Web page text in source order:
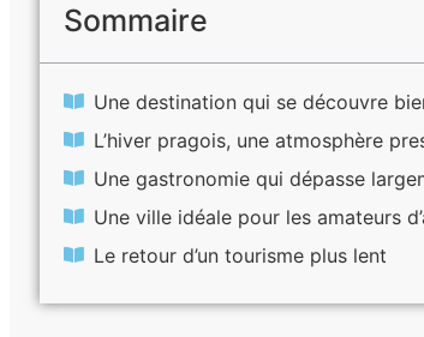
Sommaire
Une destination qui se découvre
L’hiver pragois, une atmosphère
Une gastronomie qui dépasse
Une ville idéale pour les amateurs
Le retour d’un tourisme plus lent